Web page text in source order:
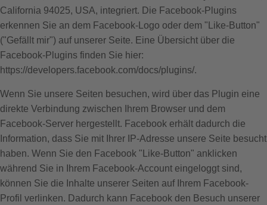
California 94025, USA, integriert. Die Facebook-Plugins
erkennen Sie an dem Facebook-Logo oder dem "Like-Button"
("Gefällt mir") auf unserer Seite. Eine Übersicht über die
Facebook-Plugins finden Sie hier:
https://developers.facebook.com/docs/plugins/.
Wenn Sie unsere Seiten besuchen, wird über das Plugin eine
direkte Verbindung zwischen Ihrem Browser und dem
Facebook-Server hergestellt. Facebook erhält dadurch die
Information, dass Sie mit Ihrer IP-Adresse unsere Seite besucht
haben. Wenn Sie den Facebook "Like-Button" anklicken
während Sie in Ihrem Facebook-Account eingeloggt sind,
können Sie die Inhalte unserer Seiten auf Ihrem Facebook-
Profil verlinken. Dadurch kann Facebook den Besuch unserer